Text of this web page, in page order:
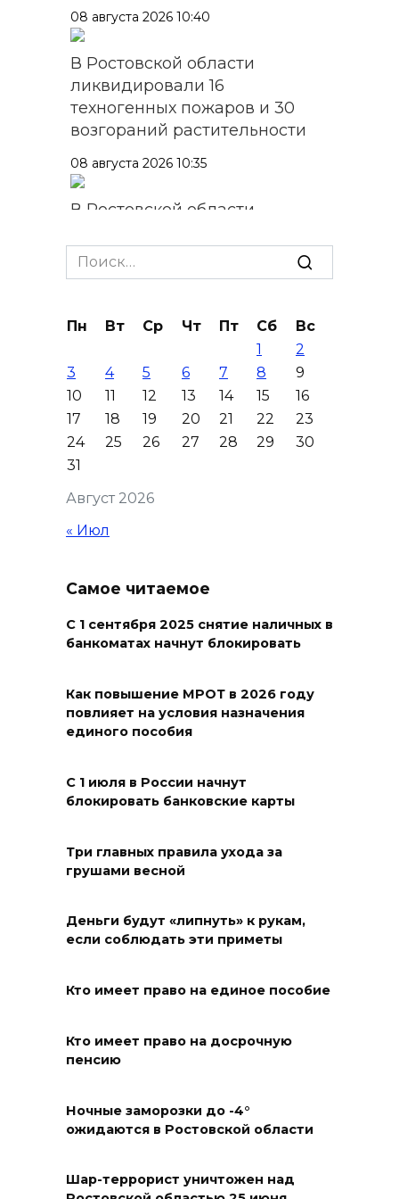
08 августа 2026 10:40
В Ростовской области
ликвидировали 16
техногенных пожаров и 30
возгораний растительности
08 августа 2026 10:35
В Ростовской области
предупреждение из-за
высокого риска пожаров
Утром над акваторией
Азовского моря сбили
вражеские БПЛА
08 августа 2026 09:29
накроет Ростов-на-Дону 8
августа
ПВО перехвачены и
уничтожены 397 украинских
08 августа 2026 09:19
области
Дабы счастье семейное
сорванное яблоко: приметы
на 8 августа
Ростова-на-Дону на сутки
отключат воду из-за
07 августа 2026 20:32
осквернивших стелу
Search
for:
Август 2026
Пн Вт Ср Чт Пт Сб
Вс
1
2
3
4 5 6 7 8
9
10
11 12 13 14 15
16
17
18 19 20 21 22
23
24
25 26 27 28 29
30
31
« Июл
Самое читаемое
С 1 сентября 2025 снятие наличных в
банкоматах начнут блокировать
Как повышение МРОТ в 2026 году
повлияет на условия назначения
единого пособия
С 1 июля в России начнут
блокировать банковские карты
Три главных правила ухода за
грушами весной
Деньги будут «липнуть» к рукам,
если соблюдать эти приметы
Кто имеет право на единое пособие
Кто имеет право на досрочную
пенсию
Ночные заморозки до -4°
ожидаются в Ростовской области
Шар-террорист уничтожен над